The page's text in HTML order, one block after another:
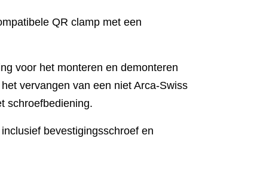
QR clamp met een
voor het monteren en demonteren
vervangen van een niet Arca-Swiss
schroefbediening.
bevestigingsschroef en